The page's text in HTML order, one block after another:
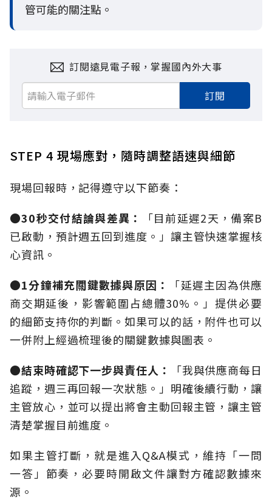
管可能的關注點。
訂閱遠見電子報，掌握國內外大事
訂閱
STEP 4 現場應對，隨時調整語速與細節
現場回報時，記得遵守以下節奏：
●30秒交付結論與差異：
「目前延遲2天，備案B
已啟動，預計週五回到進度。」讓主管快速掌握核
心資訊。
●1分鐘補充關鍵數據與原因：
「延遲主因為供應
商交期延後，影響範圍占總體30%。」提供必要
的細節支持你的判斷。如果可以的話，附件也可以
一併附上經過梳理後的關鍵數據與圖表。
●結束時確認下一步與責任人：
「我與供應商每日
追蹤，週三再回報一次狀態。」明確後續行動，讓
主管放心，並可以提出將會主動回報主管，讓主管
清楚掌握目前進度。
如果主管打斷，就是進入Q&A模式，維持「一問
一答」節奏，必要時開啟文件讓對方確認數據來
源。